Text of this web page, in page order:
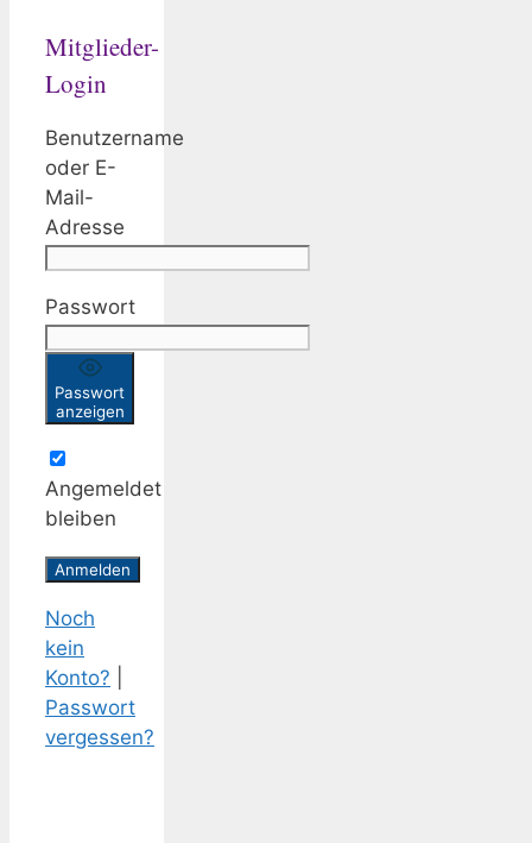
Mitglieder-
Login
Benutzername
oder E-
Mail-
Adresse
Passwort
Passwort
anzeigen
Angemeldet
bleiben
Noch
kein
Konto?
Passwort
vergessen?